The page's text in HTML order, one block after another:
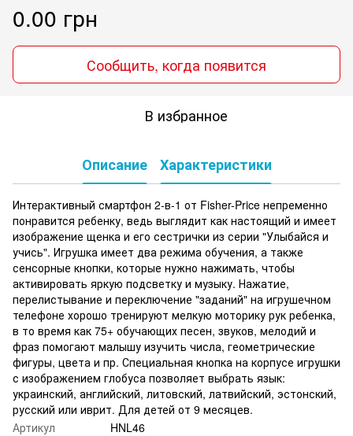
0.00 грн
Сообщить, когда появится
В избранное
Описание Характеристики
Интерактивный смартфон 2-в-1 от Fisher-Price непременно
понравится ребенку, ведь выглядит как настоящий и имеет
изображение щенка и его сестрички из серии "Улыбайся и
учись". Игрушка имеет два режима обучения, а также
сенсорные кнопки, которые нужно нажимать, чтобы
активировать яркую подсветку и музыку. Нажатие,
перелистывание и переключение "заданий" на игрушечном
телефоне хорошо тренируют мелкую моторику рук ребенка,
в то время как 75+ обучающих песен, звуков, мелодий и
фраз помогают малышу изучить числа, геометрические
фигуры, цвета и пр. Специальная кнопка на корпусе игрушки
с изображением глобуса позволяет выбрать язык:
украинский, английский, литовский, латвийский, эстонский,
русский или иврит. Для детей от 9 месяцев.
Артикул
HNL46